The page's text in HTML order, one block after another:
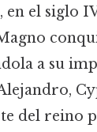
en el siglo
a su
del reino